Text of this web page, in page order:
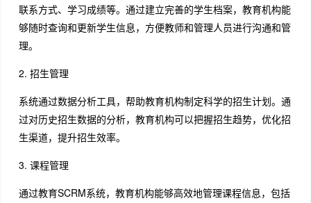
联系方式、学习成绩等。通过建立完善的学生档案，教育机构能
够随时查询和更新学生信息，方便教师和管理人员进行沟通和管
理。
2. 招生管理
系统通过数据分析工具，帮助教育机构制定科学的招生计划。通
过对历史招生数据的分析，教育机构可以把握招生趋势，优化招
生渠道，提升招生效率。
3. 课程管理
通过教育SCRM系统，教育机构能够高效地管理课程信息，包括